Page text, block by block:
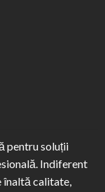
pentru soluții
Indiferent
înaltă calitate,